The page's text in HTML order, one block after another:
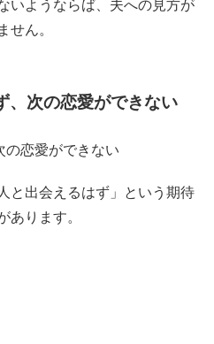
いようならば、夫への見方が
ん。
次の恋愛ができない
と出会えるはず」という期待
あります。